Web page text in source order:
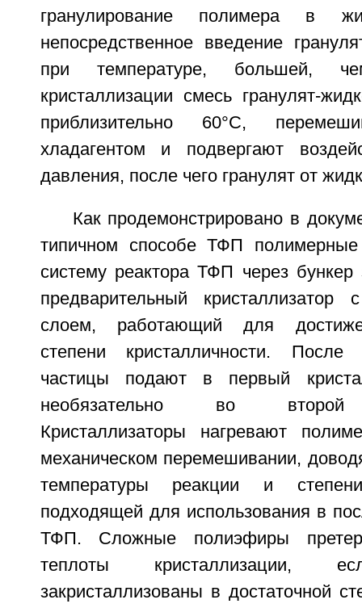
гранулирование полимера в
непосредственное введение
при температуре, большей,
кристаллизации смесь гранулят-
приблизительно 60°С,
хладагентом и подвергают
давления, после чего гранулят от
Как продемонстрировано в
типичном способе ТФП
систему реактора ТФП через бункер
предварительный кристаллизатор
слоем, работающий для
степени кристалличности.
частицы подают в первый
необязательно во второй
Кристаллизаторы нагревают
механическом перемешивании,
температуры реакции и степени
подходящей для использования в
ТФП. Сложные полиэфиры
теплоты кристаллизации,
закристаллизованы в достаточной